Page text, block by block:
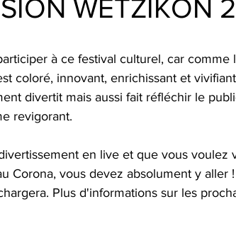
WETZIKON
à ce festival culturel, car comme
coloré, innovant, enrichissant et
divertit mais aussi fait réfléchir le
revigorant.
en live et que vous voulez
Corona, vous devez absolument y aller
Plus d'informations sur les